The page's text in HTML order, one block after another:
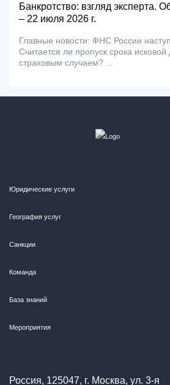
Банкротство: взгляд эксперта.
– 22 июля 2026 г.
Главные новости: ФНС России
Считается ли пропуск срока исковой
страховым случаем? ...
Юридические услуги
География услуг
Санкции
Команда
База знаний
Мероприятия
Россия, 125047, г. Москва, ул. 3-я